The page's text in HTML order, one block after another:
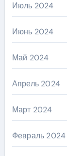
Июль 2024
Июнь 2024
Май 2024
Апрель 2024
Март 2024
Февраль 2024